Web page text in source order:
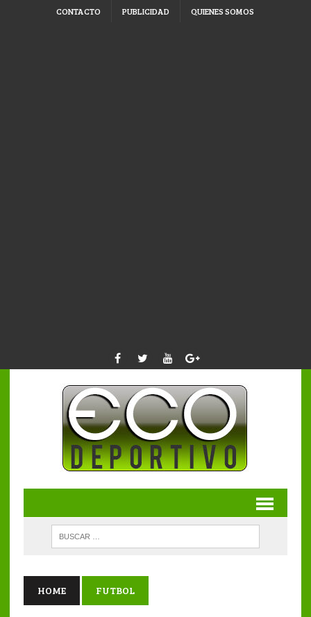
CONTACTO PUBLICIDAD QUIENES SOMOS
HOME FUTBOL